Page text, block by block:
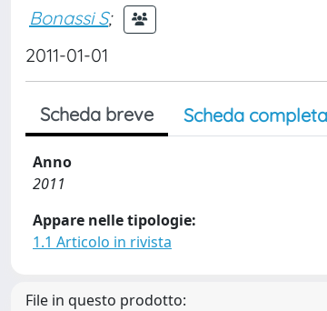
Bonassi S;
2011-01-01
Scheda breve Scheda completa
Anno
2011
Appare nelle tipologie:
1.1 Articolo in rivista
File in questo prodotto: